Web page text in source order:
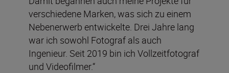
verschiedene Marken, was sich zu einem
Nebenerwerb entwickelte. Drei Jahre lang
war ich sowohl Fotograf als auch
Ingenieur. Seit 2019 bin ich Vollzeitfotograf
und Videofilmer.“